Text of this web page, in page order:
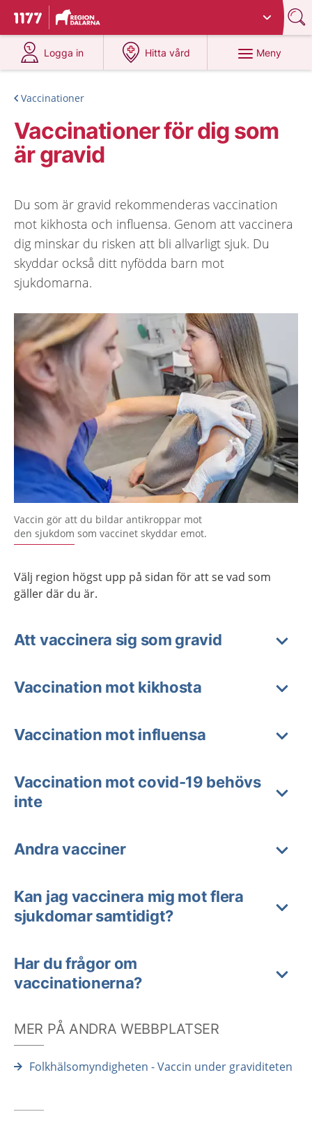
Till startsidan för 1177
Du har valt region
Logga in
på 1177.se
Hitta vård
på 1177.se
Meny
Vaccinationer
Vaccinationer för dig som
är gravid
Du som är gravid rekommenderas vaccination
mot kikhosta och influensa. Genom att vaccinera
dig minskar du risken att bli allvarligt sjuk. Du
skyddar också ditt nyfödda barn mot
sjukdomarna.
Vaccin gör att du bildar antikroppar mot
den sjukdom som vaccinet skyddar emot.
Välj region högst upp på sidan för att se vad som
gäller där du är.
Att vaccinera sig som gravid
Vaccination mot kikhosta
Vaccination mot influensa
Vaccination mot covid-19 behövs
inte
Andra vacciner
Kan jag vaccinera mig mot flera
sjukdomar samtidigt?
Har du frågor om
vaccinationerna?
MER PÅ ANDRA WEBBPLATSER
Folkhälsomyndigheten - Vaccin under graviditeten